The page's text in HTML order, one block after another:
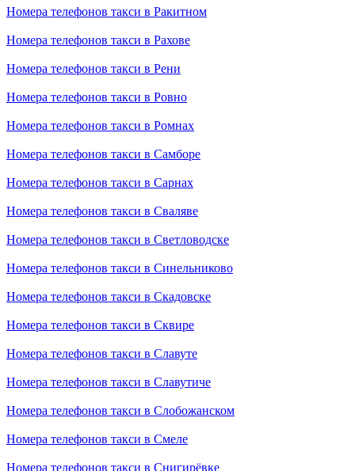
Номера телефонов такси в Ракитном
Номера телефонов такси в Рахове
Номера телефонов такси в Рени
Номера телефонов такси в Ровно
Номера телефонов такси в Ромнах
Номера телефонов такси в Самборе
Номера телефонов такси в Сарнах
Номера телефонов такси в Сваляве
Номера телефонов такси в Светловодске
Номера телефонов такси в Синельниково
Номера телефонов такси в Скадовске
Номера телефонов такси в Сквире
Номера телефонов такси в Славуте
Номера телефонов такси в Славутиче
Номера телефонов такси в Слобожанском
Номера телефонов такси в Смеле
Номера телефонов такси в Снигирёвке